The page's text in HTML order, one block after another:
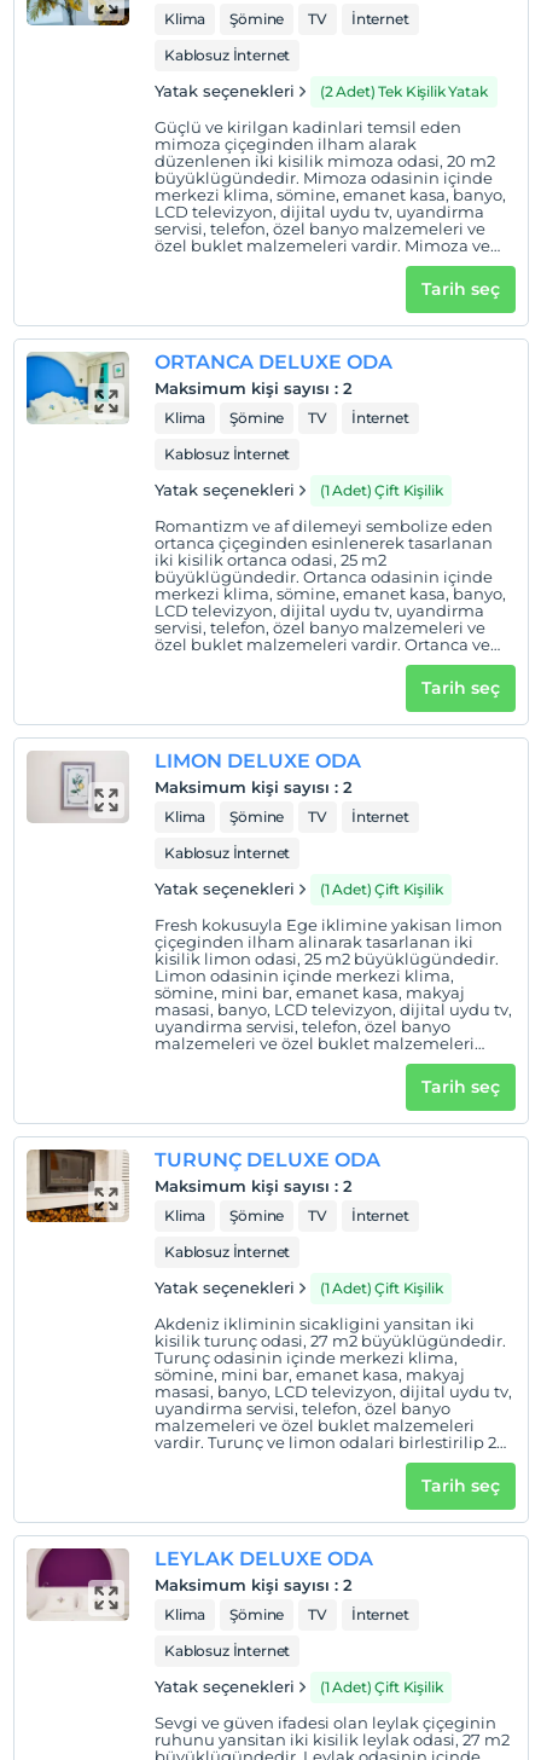
Klima Şömine TV
İnternet
Kablosuz İnternet
Yatak seçenekleri (2 Adet) Tek Kişilik Yatak
Güçlü ve kirilgan kadinlari temsil eden
mimoza çiçeginden ilham alarak
düzenlenen iki kisilik mimoza odasi, 20 m2
büyüklügündedir. Mimoza odasinin içinde
merkezi klima, sömine, emanet kasa, banyo,
LCD televizyon, dijital uydu tv, uyandirma
servisi, telefon, özel banyo malzemeleri ve
özel buklet malzemeleri vardir. Mimoza ve
ortanca odalari birlestirilip 1 çift kisilik yatak
ve 2 tek kisilik yatak ile aile odasi olarakTarih seç
ORTANCA DELUXE ODA
Maksimum kişi sayısı : 2
Klima Şömine TV
İnternet
Kablosuz İnternet
Yatak seçenekleri (1 Adet) Çift Kişilik
Romantizm ve af dilemeyi sembolize eden
ortanca çiçeginden esinlenerek tasarlanan
iki kisilik ortanca odasi, 25 m2
büyüklügündedir. Ortanca odasinin içinde
merkezi klima, sömine, emanet kasa, banyo,
LCD televizyon, dijital uydu tv, uyandirma
servisi, telefon, özel banyo malzemeleri ve
özel buklet malzemeleri vardir. Ortanca ve
mimoza odalari birlestirilip 1 çift kisilik yatak
ve 2 tek kisilik yatak ile aile odasi olarakTarih seç
LIMON DELUXE ODA
Maksimum kişi sayısı : 2
Klima Şömine TV
İnternet
Kablosuz İnternet
Yatak seçenekleri (1 Adet) Çift Kişilik
Fresh kokusuyla Ege iklimine yakisan limon
çiçeginden ilham alinarak tasarlanan iki
kisilik limon odasi, 25 m2 büyüklügündedir.
Limon odasinin içinde merkezi klima,
sömine, mini bar, emanet kasa, makyaj
masasi, banyo, LCD televizyon, dijital uydu tv,
uyandirma servisi, telefon, özel banyo
malzemeleri ve özel buklet malzemeleri
vardir. Limon ve turunç odalari birlestirilip 2
çift kisilik yatak ile aile odasi olarakTarih seç
TURUNÇ DELUXE ODA
Maksimum kişi sayısı : 2
Klima Şömine TV
İnternet
Kablosuz İnternet
Yatak seçenekleri (1 Adet) Çift Kişilik
Akdeniz ikliminin sicakligini yansitan iki
kisilik turunç odasi, 27 m2 büyüklügündedir.
Turunç odasinin içinde merkezi klima,
sömine, mini bar, emanet kasa, makyaj
masasi, banyo, LCD televizyon, dijital uydu tv,
uyandirma servisi, telefon, özel banyo
malzemeleri ve özel buklet malzemeleri
vardir. Turunç ve limon odalari birlestirilip 2
çift kisilik yatak ile aile odasi olarak
Tarih seç
LEYLAK DELUXE ODA
Maksimum kişi sayısı : 2
Klima Şömine TV
İnternet
Kablosuz İnternet
Yatak seçenekleri (1 Adet) Çift Kişilik
Sevgi ve güven ifadesi olan leylak çiçeginin
ruhunu yansitan iki kisilik leylak odasi, 27 m2